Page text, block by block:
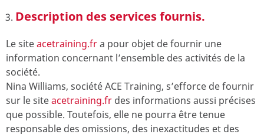
Description des services fournis.
Le siteacetraining.fra pour objet de fournir une
information concernant l’ensemble des activités de la
société.
Nina Williams, société ACE Training, s’efforce de fournir
sur le siteacetraining.fr des informations aussi précises
que possible. Toutefois, elle ne pourra être tenue
responsable des omissions, des inexactitudes et des